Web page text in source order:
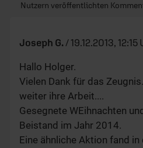
Nutzern veröffentlichten
Joseph G. / 19.12.2013, 12:15
Hallo Holger.
Vielen Dank für das
weiter ihre Arbeit....
Gesegnete WEihnachten
Beistand im Jahr 2014.
Eine ähnliche Aktion fand